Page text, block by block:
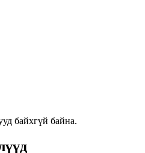
байхгүй байна.